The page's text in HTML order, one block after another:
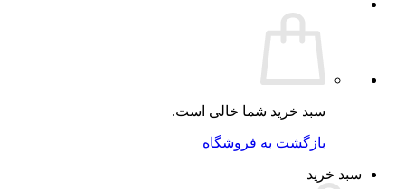
سبد خرید شما خالی است.
بازگشت به فروشگاه
سبد خرید